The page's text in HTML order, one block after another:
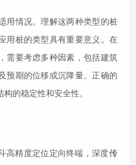
用情况。理解这两种类型的桩
用桩的类型具有重要意义。在
需要考虑多种因素，包括建筑
预期的位移或沉降量。正确的
的稳定性和安全性。
高精度定位定向终端，深度传